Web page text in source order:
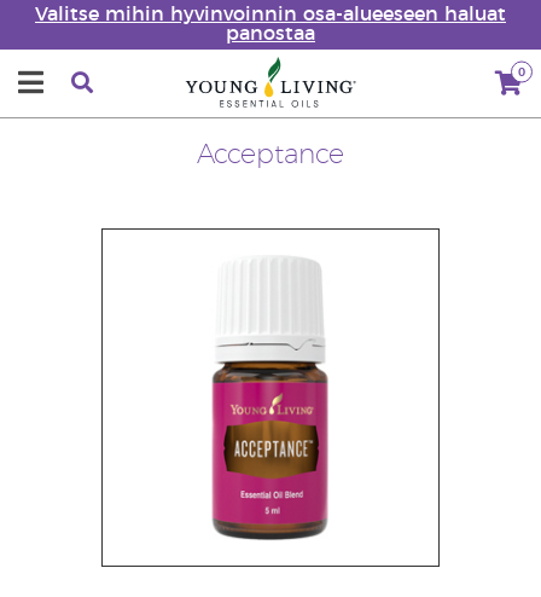
Valitse mihin hyvinvoinnin osa-alueeseen haluat
panostaa
0
Acceptance